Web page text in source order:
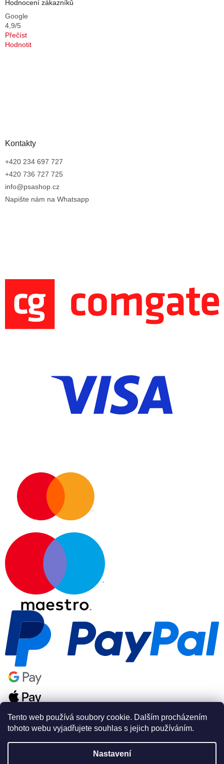
Tento web používá soubory cookie. Dalším procházením
tohoto webu vyjadřujete souhlas s jejich používáním.
Nastavení
Hodnocení zákazníků
Google
4,9/5
Přečíst
Hodnotit
Kontakty
+420 234 697 727
+420 736 727 725
info@psashop.cz
Napište nám na Whatsapp
Vytvořil Shoptet Premium